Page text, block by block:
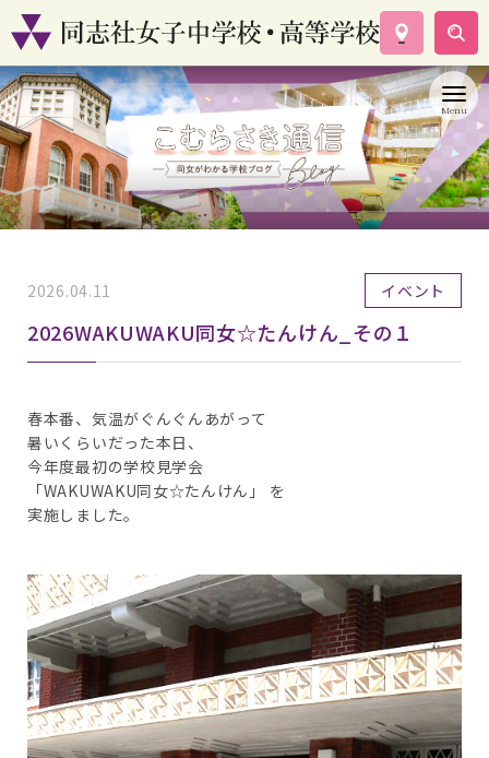
学校案内
コース紹介
学校生活
入試情報
資料請求
2026.04.11 イベント
2026WAKUWAKU同女☆たんけん_その１
春本番、気温がぐんぐんあがって
暑いくらいだった本日、
今年度最初の学校見学会
「WAKUWAKU同女☆たんけん」 を
実施しました。